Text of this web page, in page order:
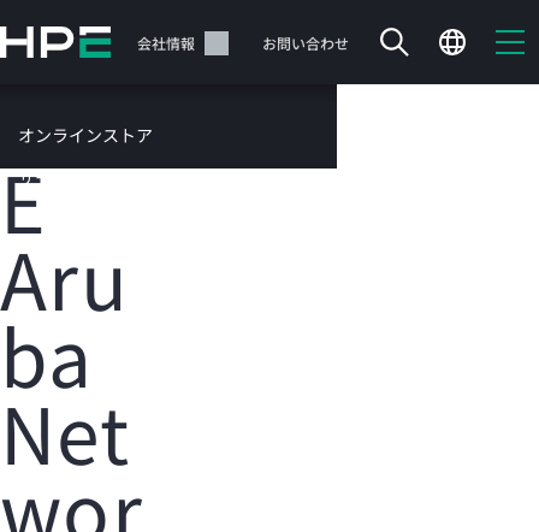
イ
テ
ン
ツ
ス
キ
ッ
プ
す
る
サポート 会社情報 お問い合わせ
オンラインストア
サービス
HPEストアで商品を検索、構成、注文できます。
HP
E
Aru
ba
Net
wor